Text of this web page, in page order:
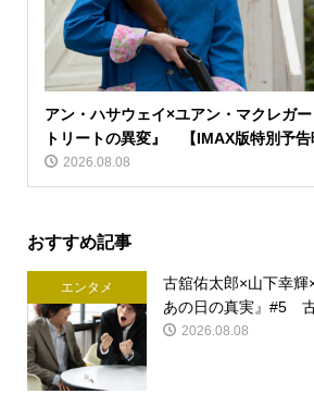
アン・ハサウェイ×ユアン・マクレガ
トリートの異変』 【IMAX版特別予告
2026.08.08
おすすめ記事
エンタメ
古舘佑太郎×山下幸
あの日の真実』#5
2026.08.08